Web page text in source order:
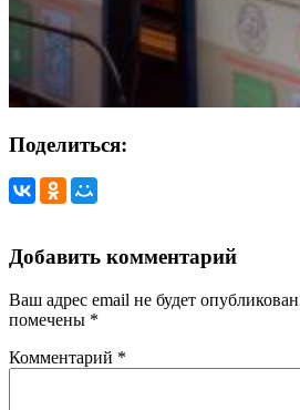
Поделиться:
Добавить комментарий
Ваш адрес email не будет
помечены *
Комментарий *